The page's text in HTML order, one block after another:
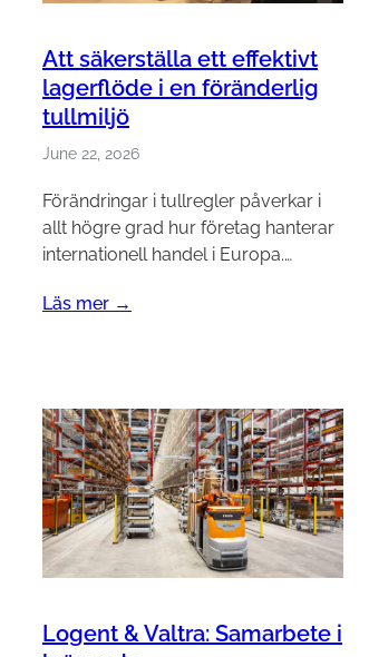
Att säkerställa ett effektivt
lagerflöde i en föränderlig
tullmiljö
June 22, 2026
Förändringar i tullregler påverkar i
allt högre grad hur företag hanterar
internationell handel i Europa.…
Läs mer →
Logent & Valtra: Samarbete i